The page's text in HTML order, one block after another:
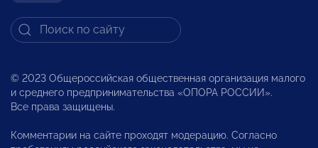
© 2023 Общероссийская общественная организация малого
и среднего предпринимательства «ОПОРА РОССИИ».
Все права защищены.
Комментарии на сайте проходят модерацию. Согласно